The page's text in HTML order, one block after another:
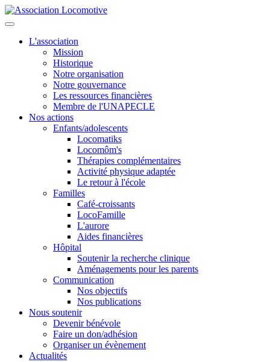
L'association
Mission
Historique
Notre organisation
Notre gouvernance
Les ressources financières
Membre de l'UNAPECLE
Nos actions
Enfants/adolescents
Locomatiks
Locomôm's
Thérapies complémentaires
Activité physique adaptée
Le retour à l'école
Familles
Café-croissants
LocoFamille
L'aurore
Aides financières
Hôpital
Soutenir la recherche clinique
Aménagements pour les parents
Communication
Nos objectifs
Nos publications
Nous soutenir
Devenir bénévole
Faire un don/adhésion
Organiser un évènement
Actualités